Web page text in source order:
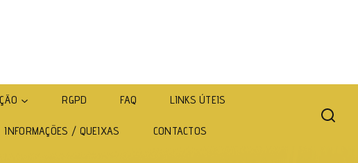
RGPD FAQ LINKS ÚTEIS
INFORMAÇÕES / QUEIXAS CONTACTOS